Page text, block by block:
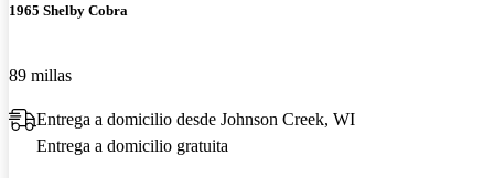
1965 Shelby Cobra
89 millas
Entrega a domicilio desde Johnson Creek, WI
Entrega a domicilio gratuita